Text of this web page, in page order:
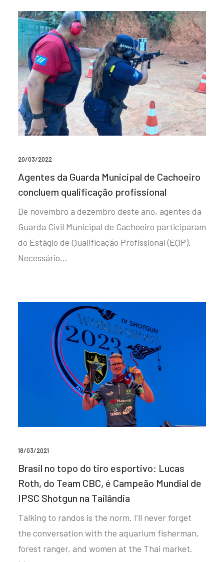
20/03/2022
Agentes da Guarda Municipal de Cachoeiro
concluem qualificação profissional
De novembro a dezembro deste ano, agentes da
Guarda Civil Municipal de Cachoeiro participaram
do Estágio de Qualificação Profissional (EQP).
Necessário…
18/03/2021
Brasil no topo do tiro esportivo: Lucas
Roth, do Team CBC, é Campeão Mundial de
IPSC Shotgun na Tailândia
Talking to randos is the norm. I’ll never forget
the conversation with the aquarium fisherman,
forest ranger, and women at the Thai market.